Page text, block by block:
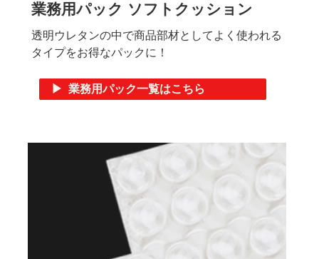
業務用パック ソフトクッション
透明ウレタンの中で商品部材としてよく使われる
タイプをお得なパックに！
▶ 業務用パック一覧はこちら